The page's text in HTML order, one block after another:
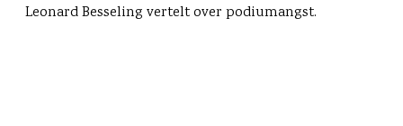
Leonard Besseling vertelt over podiumangst.